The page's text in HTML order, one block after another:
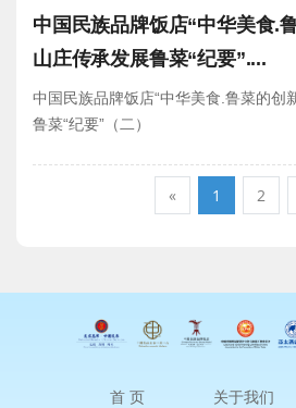
中国民族品牌饭店“中华美食
山庄传承发展鲁菜“纪要”....
中国民族品牌饭店“中华美食.鲁菜的
鲁菜“纪要”（二）
« 1 2
首 页 关于我们